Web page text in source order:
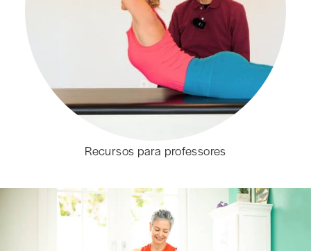
Recursos para professores